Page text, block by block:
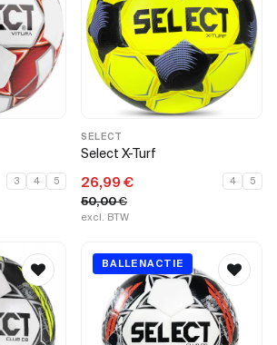
3 4 5
SELECT
Select X-Turf
26,99 €
50,00€
excl. BTW
4 5
BALLENACTIE